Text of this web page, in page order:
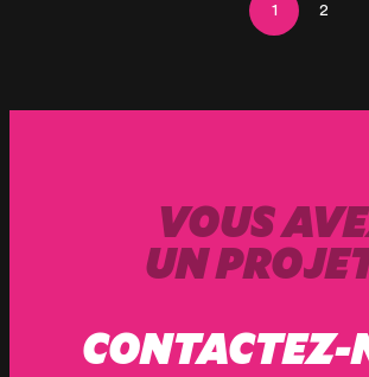
1 2
VOUS
UN
CONTACTEZ-